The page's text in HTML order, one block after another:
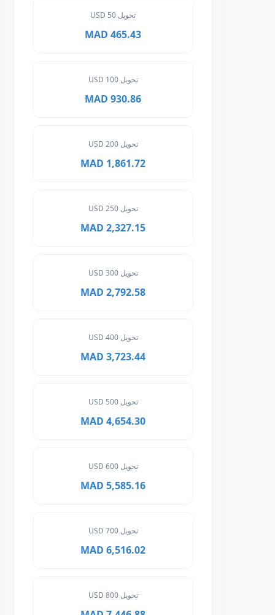
465.43 MAD
تحويل 100 USD
930.86 MAD
تحويل 200 USD
1,861.72 MAD
تحويل 250 USD
2,327.15 MAD
تحويل 300 USD
2,792.58 MAD
تحويل 400 USD
3,723.44 MAD
تحويل 500 USD
4,654.30 MAD
تحويل 600 USD
5,585.16 MAD
تحويل 700 USD
6,516.02 MAD
تحويل 800 USD